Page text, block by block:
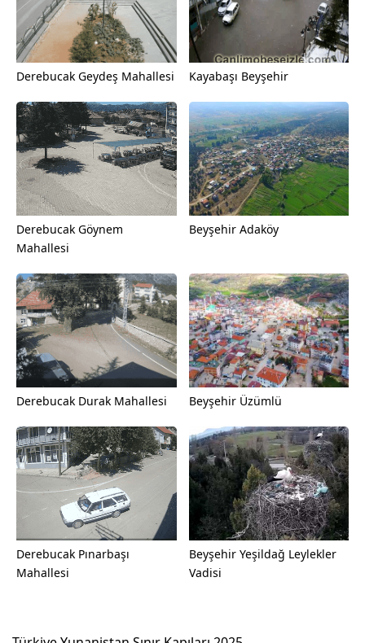
Derebucak Geydeş Mahallesi Kayabaşı Beyşehir
Derebucak Göynem
Mahallesi
Beyşehir Adaköy
Derebucak Durak Mahallesi Beyşehir Üzümlü
Derebucak Pınarbaşı
Mahallesi
Beyşehir Yeşildağ Leylekler
Vadisi